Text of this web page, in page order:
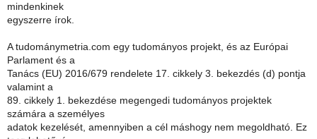
mindenkinek
egyszerre írok.
A tudománymetria.com egy tudományos projekt, és az Európai
Parlament és a
Tanács (EU) 2016/679 rendelete 17. cikkely 3. bekezdés (d) pontja
valamint a
89. cikkely 1. bekezdése megengedi tudományos projektek
számára a személyes
adatok kezelését, amennyiben a cél máshogy nem megoldható. Ez